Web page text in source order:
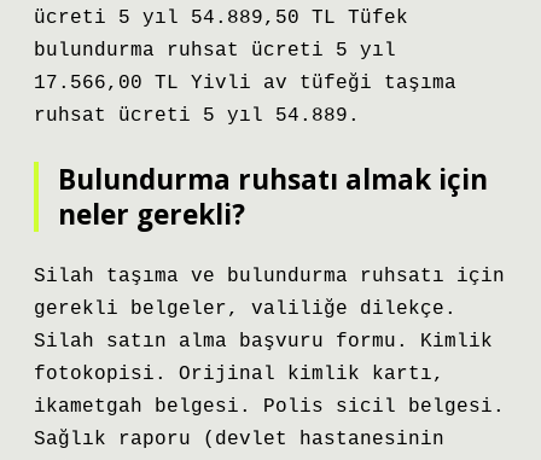
ücreti 5 yıl 54.889,50 TL Tüfek
bulundurma ruhsat ücreti 5 yıl
17.566,00 TL Yivli av tüfeği taşıma
ruhsat ücreti 5 yıl 54.889.
Bulundurma ruhsatı almak için
neler gerekli?
Silah taşıma ve bulundurma ruhsatı için
gerekli belgeler, valiliğe dilekçe.
Silah satın alma başvuru formu. Kimlik
fotokopisi. Orijinal kimlik kartı,
ikametgah belgesi. Polis sicil belgesi.
Sağlık raporu (devlet hastanesinin